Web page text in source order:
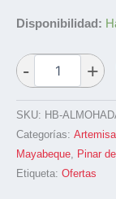
Disponibilidad:
SKU: HB-
Categorías: Artemisa
Mayabeque, Pinar
Etiqueta: Ofertas